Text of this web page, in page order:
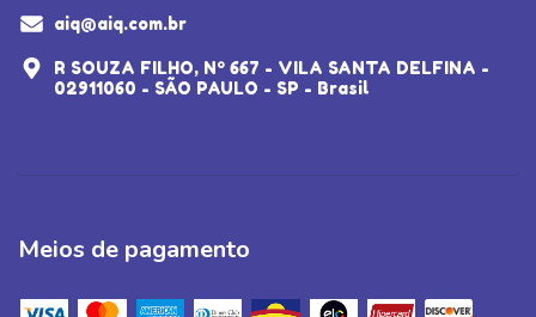
aiq@aiq.com.br
R SOUZA FILHO, Nº 667 - VILA SANTA DELFINA -
02911060 - SÃO PAULO - SP - Brasil
Meios de pagamento